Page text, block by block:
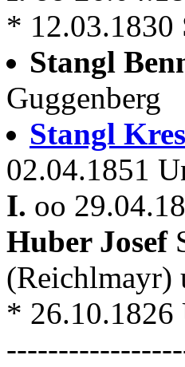
* 12.03.1830
Stangl
Guggenberg
Stangl
02.04.1851
I. oo
Huber Josef
(Reichlmayr)
* 26.10.1826